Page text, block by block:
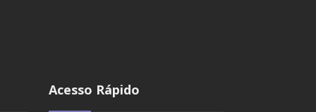
Acesso Rápido